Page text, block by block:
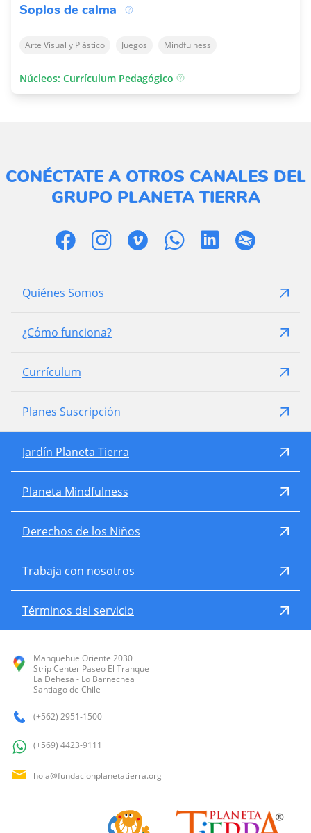
Soplos de calma
Arte Visual y Plástico Juegos Mindfulness
Núcleos: Currículum Pedagógico
CONÉCTATE A OTROS CANALES DEL
GRUPO PLANETA TIERRA
Quiénes Somos
¿Cómo funciona?
Currículum
Planes Suscripción
Jardín Planeta Tierra
Planeta Mindfulness
Derechos de los Niños
Trabaja con nosotros
Términos del servicio
Manquehue Oriente 2030
Strip Center Paseo El Tranque
La Dehesa - Lo Barnechea
Santiago de Chile
(+562) 2951-1500
(+569) 4423-9111
hola@fundacionplanetatierra.org